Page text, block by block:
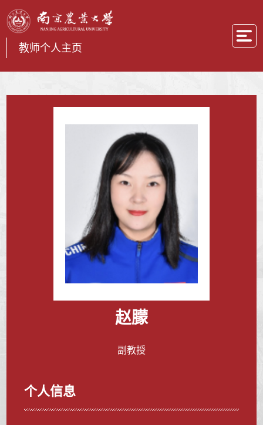
教师个人主页
赵朦
副教授
个人信息